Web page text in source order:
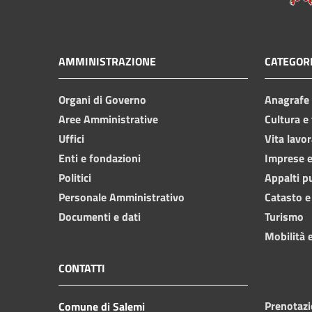
AMMINISTRAZIONE
Organi di Governo
Aree Amministrative
Uffici
Enti e fondazioni
Politici
Personale Amministrativo
Documenti e dati
Cultura
Vita
Imprese
Appalti
Catasto
Turismo
Mobilità
CONTATTI
Comune di Salemi